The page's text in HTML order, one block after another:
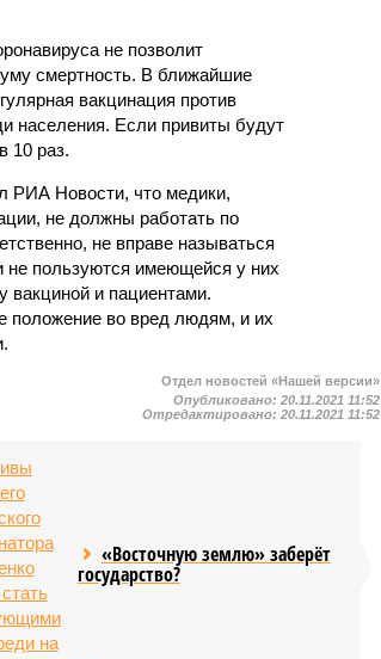
не позволит
смертность. В ближайшие
вакцинация против
населения. Если привиты будут
10 раз.
РИА Новости, что медики,
не должны работать по
не вправе называться
не пользуются имеющейся у них
вакциной и пациентами.
положение во вред людям, и их
Отдел новостей «Нашей версии»
Опубликовано:20.11.2021 11:52
Отредактировано:20.11.2021 11:52
«Восточную землю» заберёт
государство?